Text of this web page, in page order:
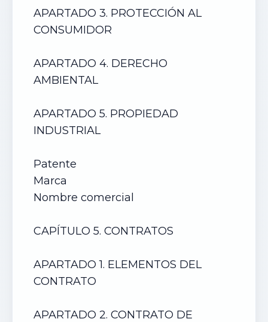
APARTADO 3. PROTECCIÓN AL
CONSUMIDOR
APARTADO 4. DERECHO
AMBIENTAL
APARTADO 5. PROPIEDAD
INDUSTRIAL
Patente
Marca
Nombre comercial
CAPÍTULO 5. CONTRATOS
APARTADO 1. ELEMENTOS DEL
CONTRATO
APARTADO 2. CONTRATO DE